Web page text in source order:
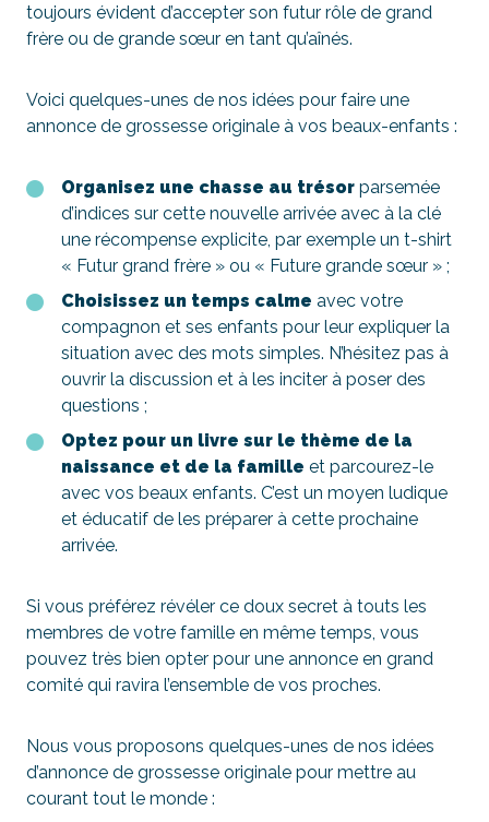
toujours évident d’accepter son futur rôle de grand
frère ou de grande sœur en tant qu’aînés.
Voici quelques-unes de nos idées pour faire une
annonce de grossesse originale à vos beaux-enfants :
Organisez une chasse au trésor parsemée
d’indices sur cette nouvelle arrivée avec à la clé
une récompense explicite, par exemple un t-shirt
« Futur grand frère » ou « Future grande sœur » ;
Choisissez un temps calme avec votre
compagnon et ses enfants pour leur expliquer la
situation avec des mots simples. N’hésitez pas à
ouvrir la discussion et à les inciter à poser des
questions ;
Optez pour un livre sur le thème de la
naissance et de la famille et parcourez-le
avec vos beaux enfants. C’est un moyen ludique
et éducatif de les préparer à cette prochaine
arrivée.
Si vous préférez révéler ce doux secret à touts les
membres de votre famille en même temps, vous
pouvez très bien opter pour une annonce en grand
comité qui ravira l’ensemble de vos proches.
Nous vous proposons quelques-unes de nos idées
d’annonce de grossesse originale pour mettre au
courant tout le monde :